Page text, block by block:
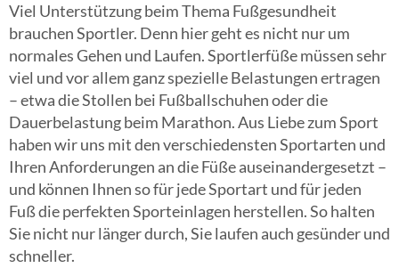
Viel Unterstützung beim Thema Fußgesundheit
brauchen Sportler. Denn hier geht es nicht nur um
normales Gehen und Laufen. Sportlerfüße müssen sehr
viel und vor allem ganz spezielle Belastungen ertragen
– etwa die Stollen bei Fußballschuhen oder die
Dauerbelastung beim Marathon. Aus Liebe zum Sport
haben wir uns mit den verschiedensten Sportarten und
Ihren Anforderungen an die Füße auseinandergesetzt –
und können Ihnen so für jede Sportart und für jeden
Fuß die perfekten Sporteinlagen herstellen. So halten
Sie nicht nur länger durch, Sie laufen auch gesünder und
schneller.